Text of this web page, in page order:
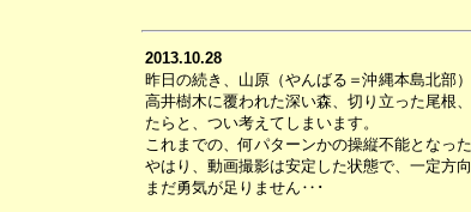
2013.10.28
昨日の続き、山原（やんばる＝沖縄本島北部
高井樹木に覆われた深い森、切り立った尾根
たらと、つい考えてしまいます。
これまでの、何パターンかの操縦不能となっ
やはり、動画撮影は安定した状態で、一定方
まだ勇気が足りません‥･